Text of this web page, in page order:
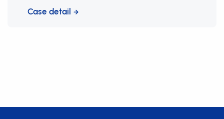
Case detail